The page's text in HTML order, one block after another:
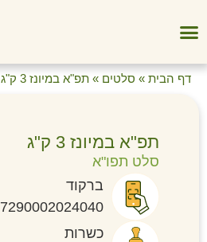
תפ"א במיונז 3 ק"ג
סלט תפו"א
ברקוד
7290002024040
כשרות
דף הבית » סלטים » תפ"א במיונז 3 ק"ג